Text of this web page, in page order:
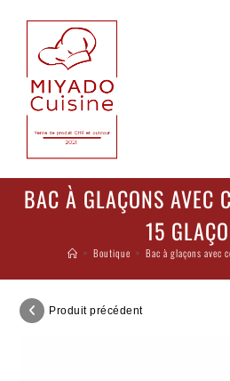
BAC À GLAÇONS AVEC
15
> Boutique > Bac à glaçons avec
Produit précédent